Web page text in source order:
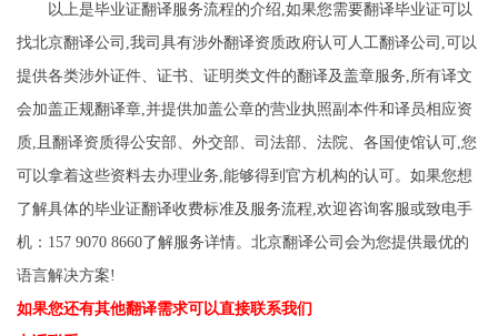
以上是毕业证翻译服务流程的介绍,如果您需要翻译毕业证可以
找北京翻译公司,我司具有涉外翻译资质政府认可人工翻译公司,可以
提供各类涉外证件、证书、证明类文件的翻译及盖章服务,所有译文
会加盖正规翻译章,并提供加盖公章的营业执照副本件和译员相应资
质,且翻译资质得公安部、外交部、司法部、法院、各国使馆认可,您
可以拿着这些资料去办理业务,能够得到官方机构的认可。如果您想
了解具体的毕业证翻译收费标准及服务流程,欢迎咨询客服或致电手
机：157 9070 8660了解服务详情。北京翻译公司会为您提供最优的
语言解决方案!
如果您还有其他翻译需求可以直接联系我们